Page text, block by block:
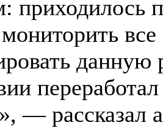
приходилось
данную
— рассказал